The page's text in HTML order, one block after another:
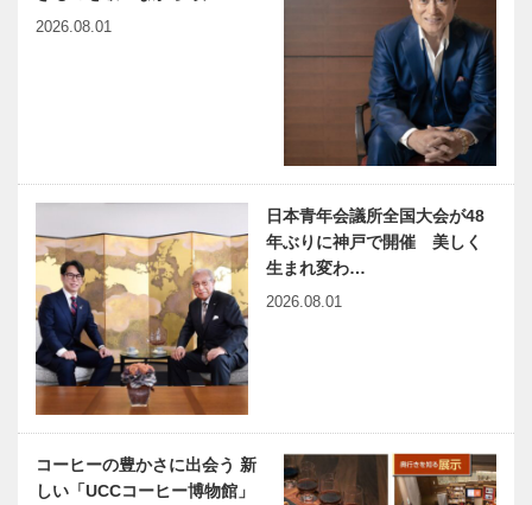
楽デアル
触媒のうた
8
2026.08.01
日本青年会議所全国大会が48
年ぶりに神戸で開催 美しく
生まれ変わ…
2026.08.01
コーヒーの豊かさに出会う 新
しい「UCCコーヒー博物館」